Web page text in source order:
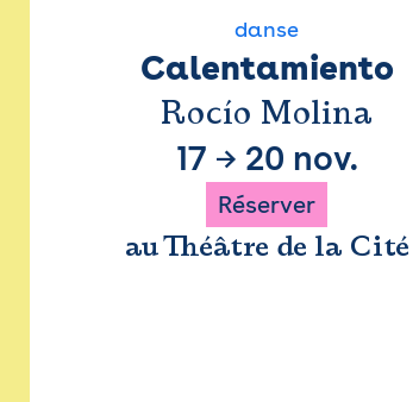
danse
Calentamiento
Rocío Molina
17 → 20 nov.
Réserver
au Théâtre de la Cité